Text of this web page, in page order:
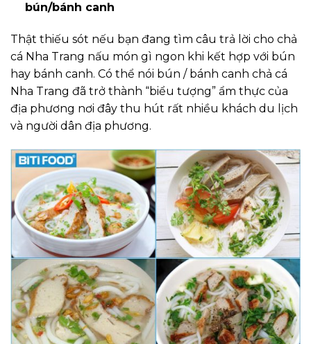
bún/bánh canh
Thật thiếu sót nếu bạn đang tìm câu trả lời cho chả
cá Nha Trang nấu món gì ngon khi kết hợp với bún
hay bánh canh. Có thể nói bún / bánh canh chả cá
Nha Trang đã trở thành “biểu tượng” ẩm thực của
địa phương nơi đây thu hút rất nhiều khách du lịch
và người dân địa phương.